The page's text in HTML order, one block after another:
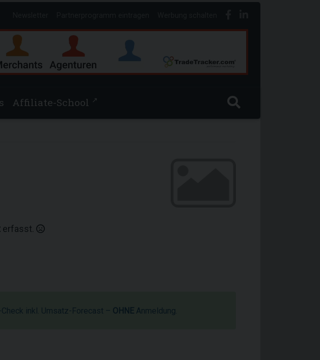
Affiliate-School ↗
erfasst.
Check inkl. Umsatz-Forecast – OHNE Anmeldung.